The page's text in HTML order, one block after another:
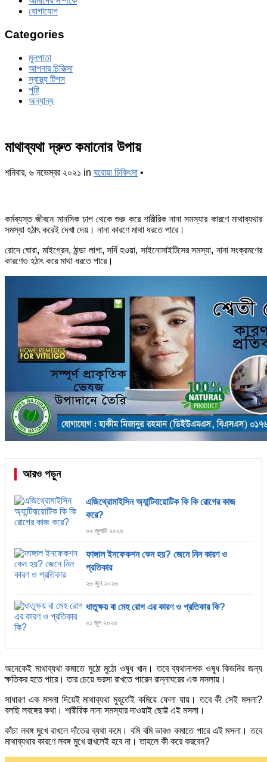
যোগাযোগ
Categories
মূলপাতা
আপনার চিকিত্‍সা
স্বাস্থ্য টিপস
পুষ্টি
অন্যান্য
মাথাব্যথা দ্রুত কমানোর উপায়
শনিবার, ৬ নভেম্বর ২০২১ in ঘরোয়া চিকিৎসা •
কর্মব্যস্ত জীবনে মানসিক চাপ থেকে শুরু করে শারীরিক নানা সমস্যার কারণে মাথাব্যথার
সমস্যা হঠাৎ করেই দেখা দেয়। নানা কারণে মাথা ধরতে পারে।
রোদে ঘোরা, মাইগ্রেন, ঠান্ডা লাগা, সর্দি হওয়া, সাইনোসাইটিসের সমস্যা, নানা সংক্রমণের
কারণেও হঠাৎ করে মাথা ধরতে পারে।
আরও পড়ুন
এজিথ্রোমাইসিন অ্যান্টিবায়োটিক কি কি রোগের কাজ
করে?
০২ জুলাই ২০২৬
ফাঙ্গাল ইনফেকশন কেন হয়? জেনে নিন কারণ ও
প্রতিকার
২৬ জুন ২০২৬
ধাতুক্ষয় বা মেহ রোগ এর কারণ ও প্রতিকার কি?
২১ জুন ২০২৬
অনেকেই মাথাব্যথা কমাতে মুঠো মুঠো ওষুধ খান। তবে ব্যথানাশক ওষুধ কিডনির জন্য
ক্ষতিকর হতে পারে। তার চেয়ে ভরসা রাখতে পারেন রান্নাঘরের এক মসলায়।
সাধারণ এক মসলা দিয়েই মাথাব্যথা মুহূর্তেই কমিয়ে ফেলা যায়। তবে কী সেই মসলা?
বলছি লবঙ্গের কথা। শারীরিক নানা সমস্যার দাওয়াই ছোট্ট এই মসলা।
কাঁচা লবঙ্গ মুখে রাখলে দাঁতের ব্যথা কমে। বমি বমি ভাবও কমাতে পারে এই মসলা। তবে
মাথাব্যথার কারণে লবঙ্গ মুখে রাখলেই হবে না। তাহলে কী করে করবেন?